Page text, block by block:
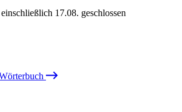
17.08. geschlossen